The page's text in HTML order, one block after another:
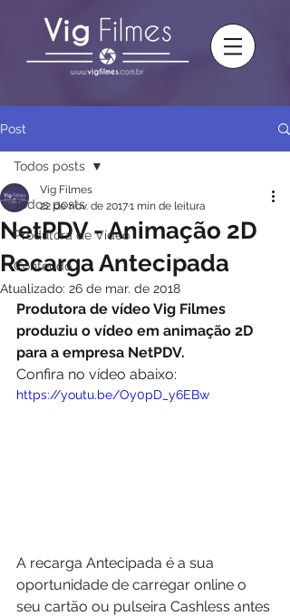
Post
Todos posts
Produtora de Vídeo
Conteúdo
Todos posts
NetPDV - Animação 2D
Recarga Antecipada
Vig Filmes
22 de nov. de 20171 min de leitura
Atualizado: 26 de mar. de 2018
Produtora de vídeo Vig Filmes
produziu o vídeo em animação 2D
para a empresa NetPDV.
Confira no vídeo abaixo:
https://youtu.be/Oy0pD_y6EBw
A recarga Antecipada é a sua
oportunidade de carregar online o
seu cartão ou pulseira Cashless antes